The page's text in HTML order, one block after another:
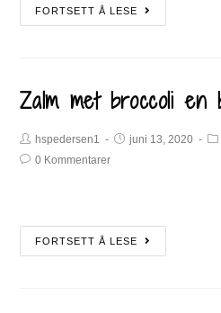
FORTSETT Å LESE
Zalm met broccoli en
hspedersen1 juni 13, 2020
0 Kommentarer
FORTSETT Å LESE